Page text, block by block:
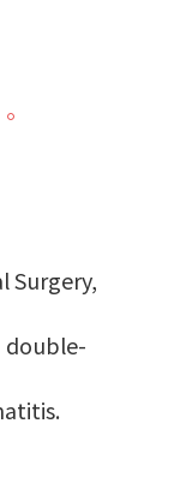
Surgery,
double-